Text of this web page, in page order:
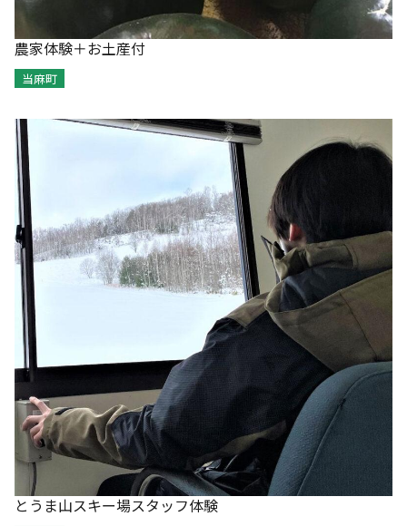
農家体験＋お土産付
当麻町
とうま山スキー場スタッフ体験